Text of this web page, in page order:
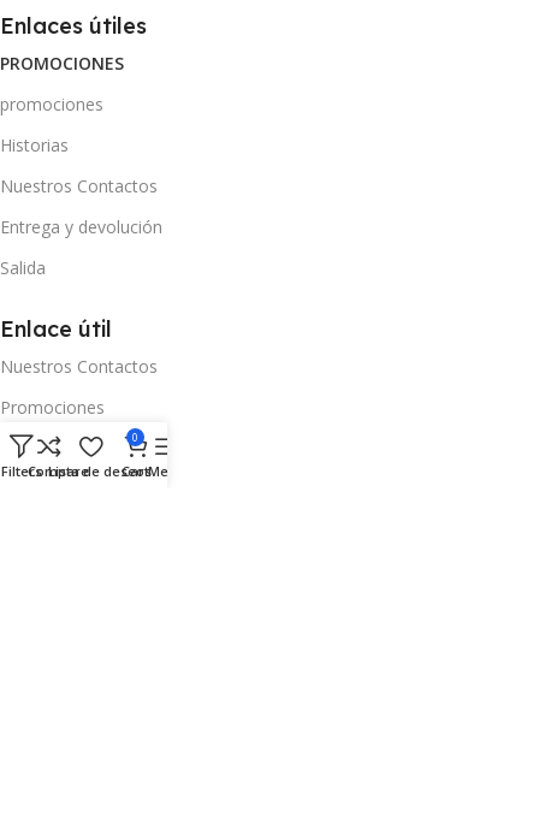
Enlaces útiles
PROMOCIONES
promociones
Historias
Nuestros Contactos
Entrega y devolución
Salida
Enlace útil
Nuestros Contactos
Promociones
Historias
FiltersCompare
Lista de deseos
0
CartMenu